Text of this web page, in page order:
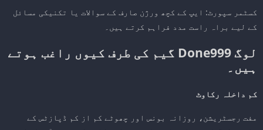
کسٹمر سپورٹ: ایپ کے کچھ ورژن صارف کے سوالات یا تکنیکی مسائل
کے لیے براہ راست مدد فراہم کرتے ہیں۔
لوگ Done999 گیم کی طرف کیوں راغب ہوتے
ہیں۔
کم داخلہ رکاوٹ
مفت رجسٹریشن، روزانہ بونس اور چھوٹے کم از کم ڈپازٹس کے